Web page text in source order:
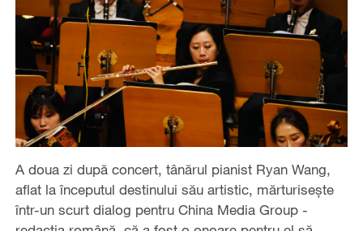
A doua zi după concert, tânărul pianist Ryan Wang,
aflat la începutul destinului său artistic, mărturisește
într-un scurt dialog pentru China Media Group -